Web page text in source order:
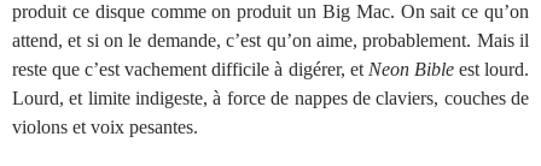
produit ce disque comme on produit un Big Mac. On sait ce qu’on
attend, et si on le demande, c’est qu’on aime, probablement. Mais il
reste que c’est vachement difficile à digérer, et Neon Bibleest lourd.
Lourd, et limite indigeste, à force de nappes de claviers, couches de
violons et voix pesantes.